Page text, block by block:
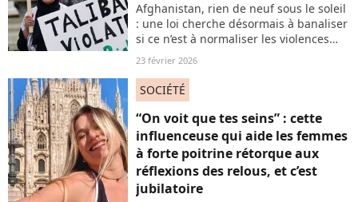
Afghanistan, rien de neuf sous le soleil
: une loi cherche désormais à banaliser
si ce n’est à normaliser les violences
conjugales. Difficile d’être surpris par
une telle nouvelle qui surgit dans la
société la plus patriarcale qui soit, où
l'oppression des femmes est un
systématisme.
23 février 2026
SOCIÉTÉ
“On voit que tes seins” : cette
influenceuse qui aide les femmes
à forte poitrine rétorque aux
réflexions des relous, et c’est
jubilatoire